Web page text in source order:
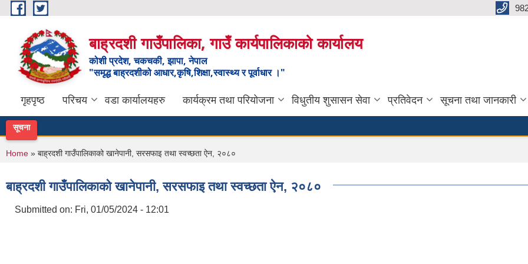
Skip to main content
बाह्रदशी गाउँपालिका, गाउँ कार्यपालिकाको कार्यालय
कोशी प्रदेश, चकचकी, झापा, नेपाल
"समृद्ध बाह्रदशीको आधार,कृषि,शिक्षा,स्वास्थ्य र पूर्वाधार ।"
गृहपृष्ठ परिचय वडा कार्यालयहरु कार्यक्रम तथा परियोजना विधुतीय शुसासन सेवा प्रतिवेदन सूचना तथा जानकारी
सूचना
You are here
Home » बाह्रदशी गाउँपालिकाको खानेपानी, सरसफाइ तथा स्वच्छता ऐन, २०८०
बाह्रदशी गाउँपालिकाको खानेपानी, सरसफाइ तथा स्वच्छता ऐन, २०८०
Submitted on: Fri, 01/05/2024 - 12:01